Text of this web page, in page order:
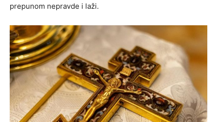
prepunom nepravde i laži.